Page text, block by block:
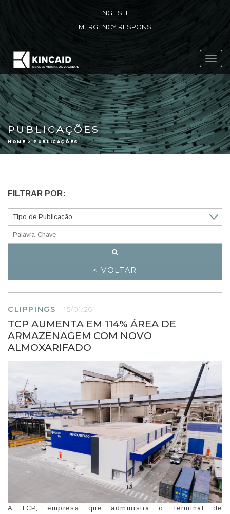
ENGLISH
EMERGENCY RESPONSE
PUBLICAÇÕES
HOME > PUBLICAÇÕES
FILTRAR POR:
< VOLTAR
CLIPPINGS -15/01/26
TCP AUMENTA EM 114% ÁREA DE
ARMAZENAGEM COM NOVO
ALMOXARIFADO
A TCP, empresa que administra o Terminal de